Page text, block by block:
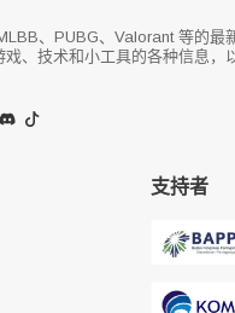
、PUBG、Valorant 等的最
戏、技术和小工具的各种信息，
支持者